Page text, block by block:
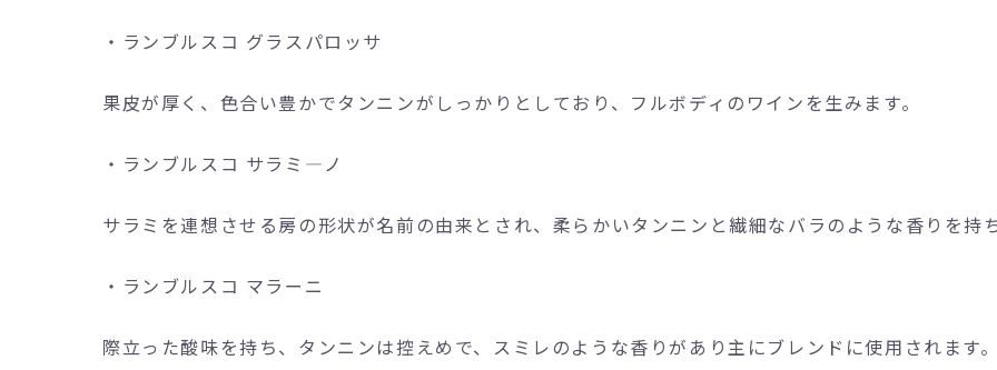
・ランブルスコ グラスパロッサ
果皮が厚く、色合い豊かでタンニンがしっかりとしており、フルボディのワインを生みます。
・ランブルスコ サラミ―ノ
サラミを連想させる房の形状が名前の由来とされ、柔らかいタンニンと繊細なバラのような香りを持
・ランブルスコ マラーニ
際立った酸味を持ち、タンニンは控えめで、スミレのような香りがあり主にブレンドに使用されます